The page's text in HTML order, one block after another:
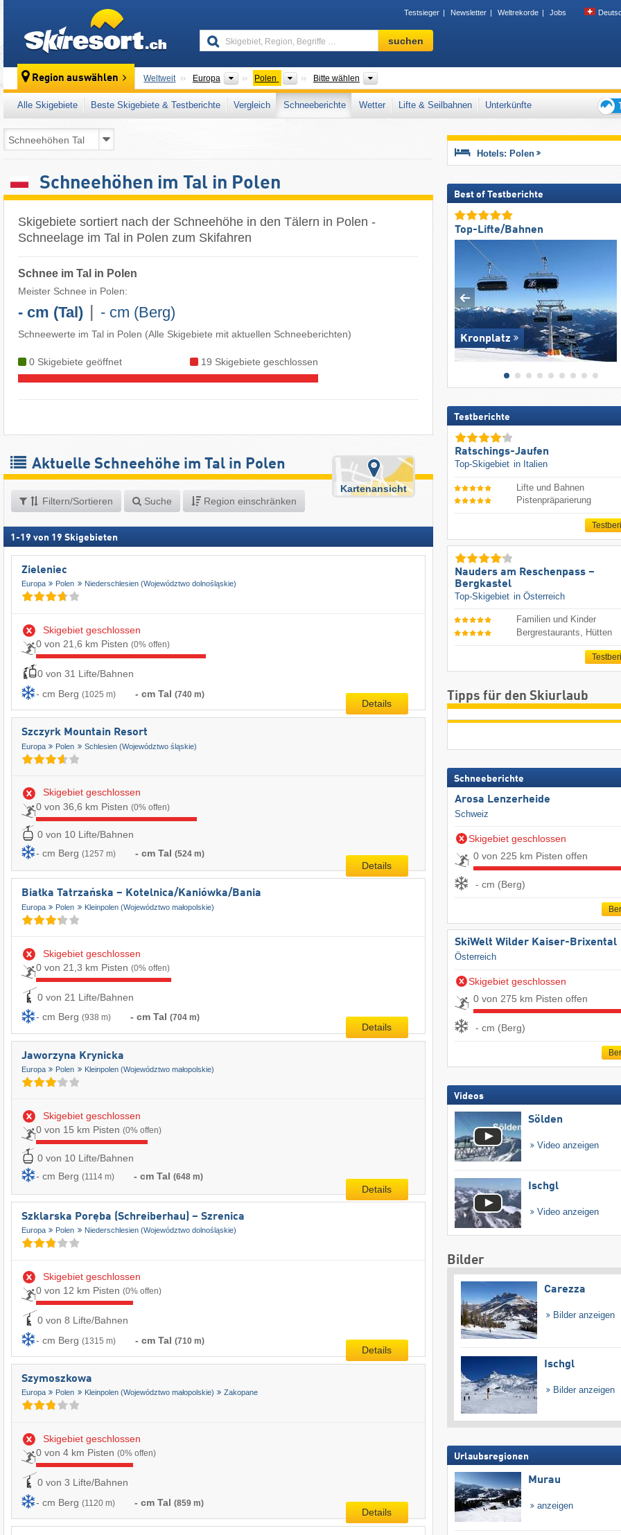
Testsieger Newsletter Weltrekorde Jobs
Skigebiet,
Region,
suchen
Region auswählen Weltweit Europa Kontinente
Polen LänderBitte wählen
Alle Skigebiete Beste Skigebiete & Testberichte Vergleich Schneeberichte Wetter Lifte & Seilbahnen
Unterkünfte
für
Schneehöhen im Tal in Polen
Skigebiete sortiert nach der Schneehöhe in den Tälern in Polen -
Schneelage im Tal in Polen zum Skifahren
Schnee im Tal in Polen
Meister Schnee in Polen:
- cm (Tal) | - cm (Berg)
Schneewerte im Tal in Polen (Alle Skigebiete mit aktuellen Schneeberichten)
0 Skigebiete geöffnet 19 Skigebiete geschlossen
Aktuelle Schneehöhe im Tal in Polen
Filtern/Sortieren Suche Region einschränken
Kartenansicht
1 -19 von 19 Skigebieten
Zieleniec
Europa Polen Niederschlesien (Województwo dolnośląskie)
Skigebiet geschlossen
0 von 21,6 km Pisten (0% offen)
0 von 31 Lifte/Bahnen
- cm Berg (1025 m) - cm Tal (740 m)
Details
Szczyrk Mountain Resort
Europa Polen Schlesien (Województwo śląskie)
Skigebiet geschlossen
0 von 36,6 km Pisten (0% offen)
0 von 10 Lifte/Bahnen
- cm Berg (1257 m) - cm Tal (524 m)
Details
Białka Tatrzańska – Kotelnica/​Kaniówka/​Bania
Europa Polen Kleinpolen (Województwo małopolskie)
Skigebiet geschlossen
0 von 21,3 km Pisten (0% offen)
0 von 21 Lifte/Bahnen
- cm Berg (938 m) - cm Tal (704 m)
Details
Jaworzyna Krynicka
Europa Polen Kleinpolen (Województwo małopolskie)
Skigebiet geschlossen
0 von 15 km Pisten (0% offen)
0 von 10 Lifte/Bahnen
- cm Berg (1114 m) - cm Tal (648 m)
Details
Szklarska Poręba (Schreiberhau) – Szrenica
Europa Polen Niederschlesien (Województwo dolnośląskie)
Skigebiet geschlossen
0 von 12 km Pisten (0% offen)
0 von 8 Lifte/Bahnen
- cm Berg (1315 m) - cm Tal (710 m)
Details
Szymoszkowa
Europa Polen Kleinpolen (Województwo małopolskie) Zakopane
Skigebiet geschlossen
0 von 4 km Pisten (0% offen)
0 von 3 Lifte/Bahnen
- cm Berg (1120 m) - cm Tal (859 m)
Details
Hotels: Polen
Best of Testberichte
Top-Lifte/Bahnen
Kronplatz
Testberichte
Ratschings-Jaufen
Top-Skigebiet in Italien
Lifte und Bahnen
Pistenpräparierung
Nauders am Reschenpass –
Bergkastel
Top-Skigebiet in Österreich
Familien und Kinder
Bergrestaurants, Hütten
Tipps für den Skiurlaub
Schneeberichte
Arosa Lenzerheide
Schweiz
Skigebiet geschlossen
0 von 225 km Pisten offen
- cm (Berg)
SkiWelt Wilder Kaiser-Brixental
Österreich
Skigebiet geschlossen
0 von 275 km Pisten offen
- cm (Berg)
Videos
Sölden
Video anzeigen
Ischgl
Video anzeigen
Bilder
Carezza
Bilder anzeigen
Ischgl
Bilder anzeigen
Urlaubsregionen
Murau
anzeigen